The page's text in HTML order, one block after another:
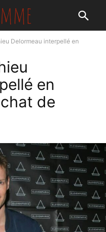
Delormeau interpellé en
en
de